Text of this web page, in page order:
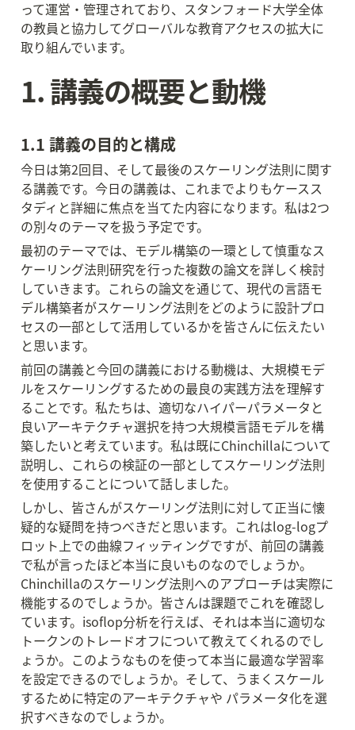
って運営・管理されており、スタンフォード大学全体
の教員と協力してグローバルな教育アクセスの拡大に
取り組んでいます。
1. 講義の概要と動機
1.1 講義の目的と構成
今日は第2回目、そして最後のスケーリング法則に関す
る講義です。今日の講義は、これまでよりもケースス
タディと詳細に焦点を当てた内容になります。私は2つ
の別々のテーマを扱う予定です。
最初のテーマでは、モデル構築の一環として慎重なス
ケーリング法則研究を行った複数の論文を詳しく検討
していきます。これらの論文を通じて、現代の言語モ
デル構築者がスケーリング法則をどのように設計プロ
セスの一部として活用しているかを皆さんに伝えたい
と思います。
前回の講義と今回の講義における動機は、大規模モデ
ルをスケーリングするための最良の実践方法を理解す
ることです。私たちは、適切なハイパーパラメータと
良いアーキテクチャ選択を持つ大規模言語モデルを構
築したいと考えています。私は既にChinchillaについて
説明し、これらの検証の一部としてスケーリング法則
を使用することについて話しました。
しかし、皆さんがスケーリング法則に対して正当に懐
疑的な疑問を持つべきだと思います。これはlog-logプ
ロット上での曲線フィッティングですが、前回の講義
で私が言ったほど本当に良いものなのでしょうか。
Chinchillaのスケーリング法則へのアプローチは実際に
機能するのでしょうか。皆さんは課題でこれを確認し
ています。isoflop分析を行えば、それは本当に適切な
トークンのトレードオフについて教えてくれるのでし
ょうか。このようなものを使って本当に最適な学習率
を設定できるのでしょうか。そして、うまくスケール
するために特定のアーキテクチャや パラメータ化を選
択すべきなのでしょうか。